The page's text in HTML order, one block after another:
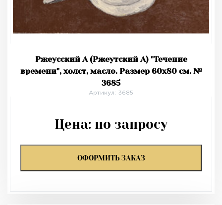
Ржеусский А (Ржеутский А) "Течение
времени", холст, масло. Размер 60х80 см. №
3685
Артикул: 3685
Цена: по запросу
ОФОРМИТЬ ЗАКАЗ